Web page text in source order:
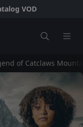
VOD
of Catclaws